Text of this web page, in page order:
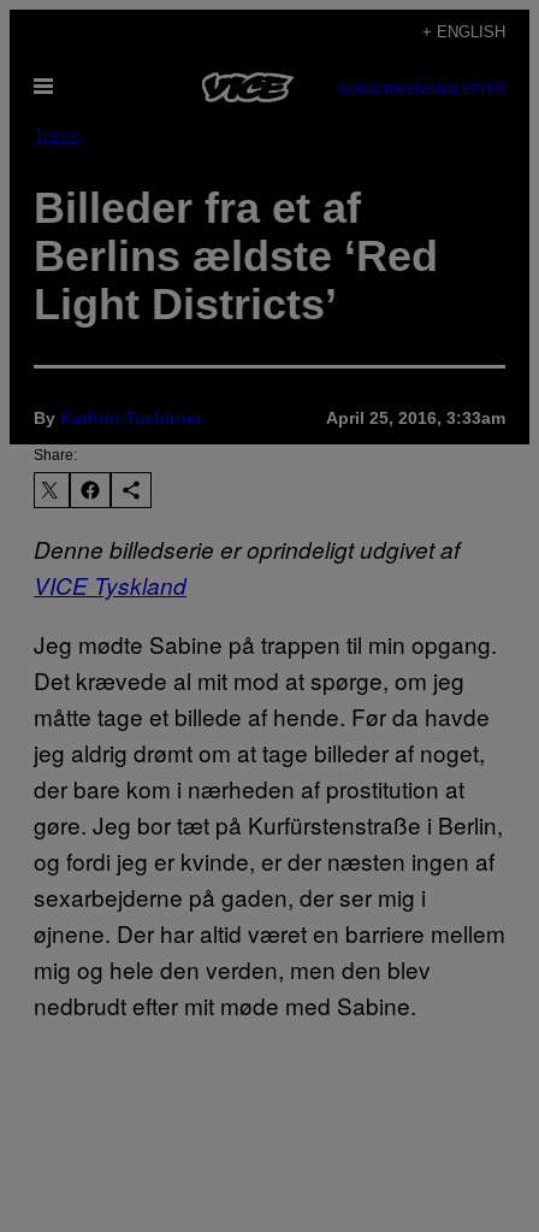
content
+ ENGLISH
Open
SUBSCRIBENEWSLETTER
Travel
Billeder fra et af
Berlins ældste ‘Red
Light Districts’
By Kathrin Tschirner April 25, 2016, 3:33am
Share:
Denne billedserie er oprindeligt udgivet af
VICE Tyskland
Jeg mødte Sabine på trappen til min opgang.
Det krævede al mit mod at spørge, om jeg
måtte tage et billede af hende. Før da havde
jeg aldrig drømt om at tage billeder af noget,
der bare kom i nærheden af prostitution at
gøre. Jeg bor tæt på Kurfürstenstraße i Berlin,
og fordi jeg er kvinde, er der næsten ingen af
sexarbejderne på gaden, der ser mig i
øjnene. Der har altid været en barriere mellem
mig og hele den verden, men den blev
nedbrudt efter mit møde med Sabine.